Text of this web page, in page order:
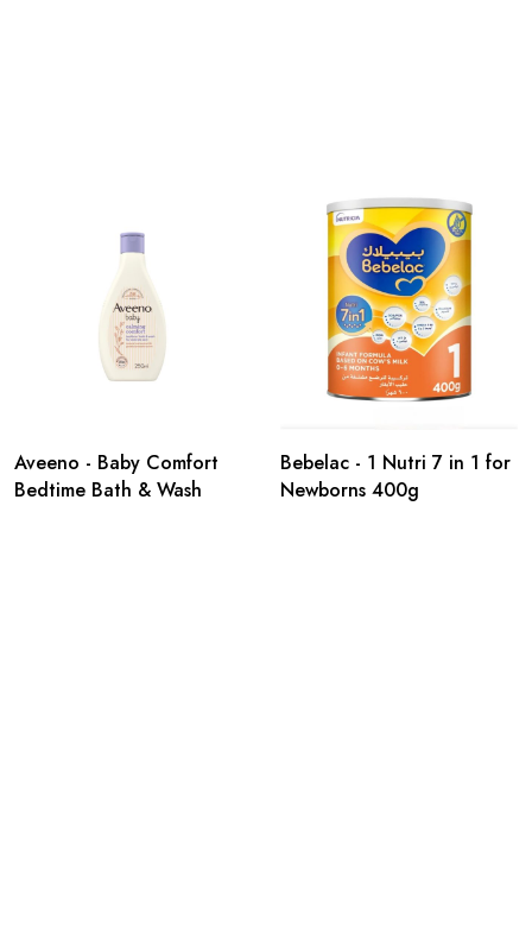
Aveeno - Baby Comfort
Bedtime Bath & Wash
Bebelac - 1 Nutri 7 in 1 for
Newborns 400g